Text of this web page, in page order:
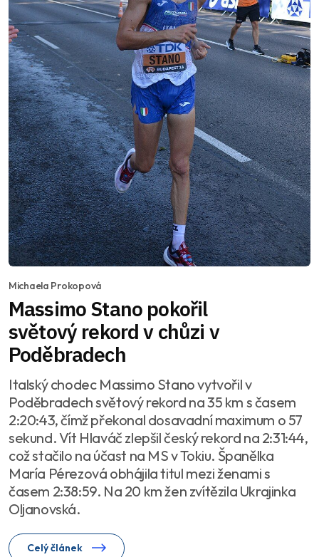
Michaela Prokopová
Massimo Stano pokořil
světový rekord v chůzi v
Poděbradech
Italský chodec Massimo Stano vytvořil v
Poděbradech světový rekord na 35 km s časem
2:20:43, čímž překonal dosavadní maximum o 57
sekund. Vít Hlaváč zlepšil český rekord na 2:31:44,
což stačilo na účast na MS v Tokiu. Španělka
María Pérezová obhájila titul mezi ženami s
časem 2:38:59. Na 20 km žen zvítězila Ukrajinka
Oljanovská.
Celý článek